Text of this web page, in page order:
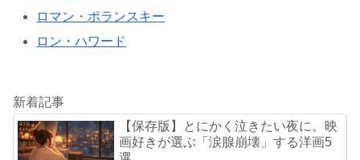
ロマン・ポランスキー
ロン・ハワード
新着記事
【保存版】とにかく泣きたい夜に。映
画好きが選ぶ「涙腺崩壊」する洋画5